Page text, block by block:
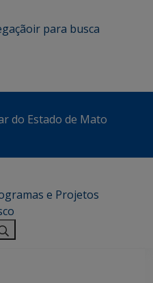
ir para busca
do Estado de Mato
e Projetos